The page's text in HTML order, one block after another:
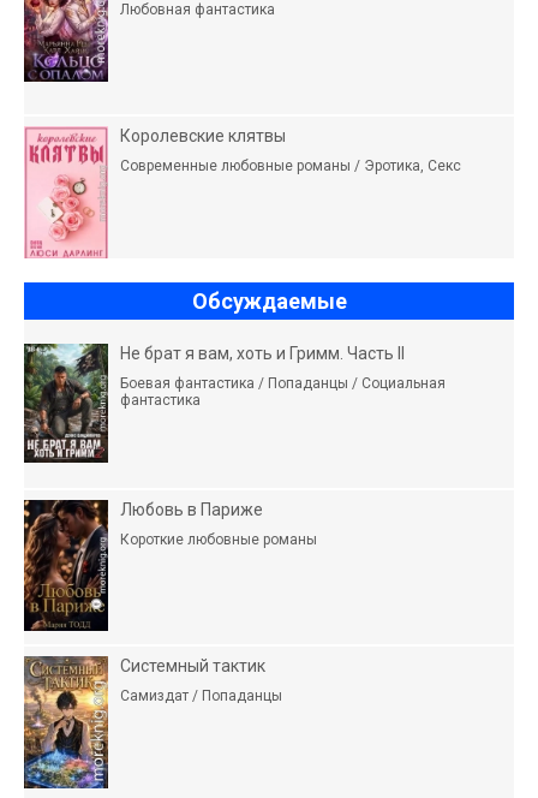
Любовная фантастика
Королевские клятвы
Современные любовные романы / Эротика, Секс
Обсуждаемые
Не брат я вам, хоть и Гримм. Часть II
Боевая фантастика / Попаданцы / Социальная
фантастика
Любовь в Париже
Короткие любовные романы
Системный тактик
Самиздат / Попаданцы